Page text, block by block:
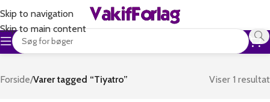
Skip to navigation
Skip to main content
Forside/Varer tagged “Tiyatro” Viser 1 resultat